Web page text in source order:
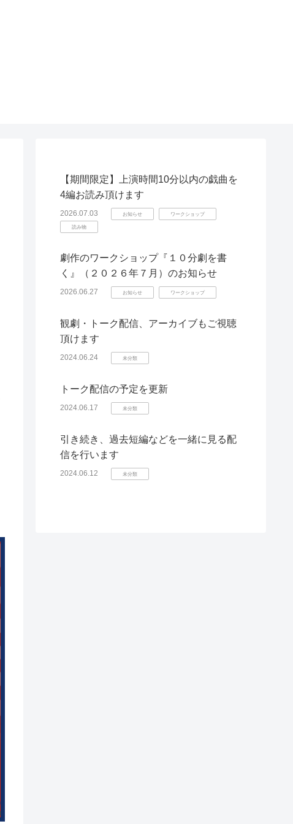
【期間限定】上演時間10分以内の戯曲を
4編お読み頂けます
2026.07.03 お知らせ ワークショップ
読み物
劇作のワークショップ『１０分劇を書
く』（２０２６年７月）のお知らせ
2026.06.27 お知らせ ワークショップ
観劇・トーク配信、アーカイブもご視聴
頂けます
2024.06.24 未分類
トーク配信の予定を更新
2024.06.17 未分類
引き続き、過去短編などを一緒に見る配
信を行います
2024.06.12 未分類